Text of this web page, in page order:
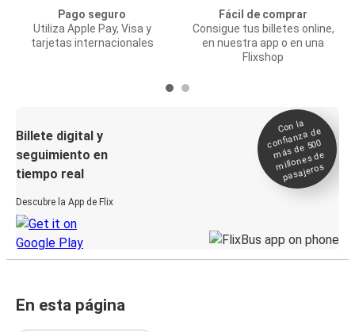
Pago seguro
Utiliza Apple Pay, Visa y
tarjetas internacionales
Fácil de comprar
Consigue tus billetes online,
en nuestra app o en una
Flixshop
Billete digital y
seguimiento en
tiempo real
Descubre la App de Flix
Con la
confianza de
más de 500
millones de
pasajeros
En esta página